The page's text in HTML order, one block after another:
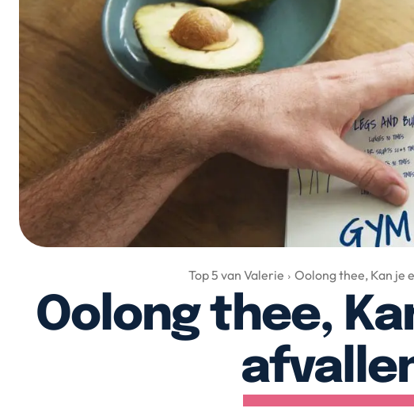
Gadgets & Tech
Top 5 van Valerie
Health & Beauty
Huis & Tuin
Nieuws & Media
Top 5 van Valerie Oolong thee, Kan je
Oolong thee,